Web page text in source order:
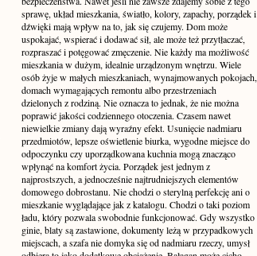
sprawę, układ mieszkania, światło, kolory, zapachy, porządek i
dźwięki mają wpływ na to, jak się czujemy. Dom może
uspokajać, wspierać i dodawać sił, ale może też przytłaczać,
rozpraszać i potęgować zmęczenie. Nie każdy ma możliwość
mieszkania w dużym, idealnie urządzonym wnętrzu. Wiele
osób żyje w małych mieszkaniach, wynajmowanych pokojach,
domach wymagających remontu albo przestrzeniach
dzielonych z rodziną. Nie oznacza to jednak, że nie można
poprawić jakości codziennego otoczenia. Czasem nawet
niewielkie zmiany dają wyraźny efekt. Usunięcie nadmiaru
przedmiotów, lepsze oświetlenie biurka, wygodne miejsce do
odpoczynku czy uporządkowana kuchnia mogą znacząco
wpłynąć na komfort życia. Porządek jest jednym z
najprostszych, a jednocześnie najtrudniejszych elementów
domowego dobrostanu. Nie chodzi o sterylną perfekcję ani o
mieszkanie wyglądające jak z katalogu. Chodzi o taki poziom
ładu, który pozwala swobodnie funkcjonować. Gdy wszystko
ginie, blaty są zastawione, dokumenty leżą w przypadkowych
miejscach, a szafa nie domyka się od nadmiaru rzeczy, umysł